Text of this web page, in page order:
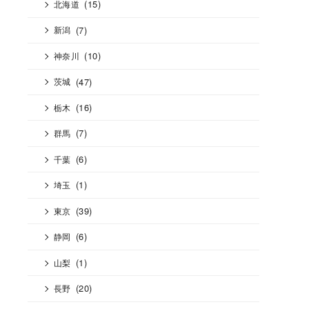
北海道 (15)
新潟 (7)
神奈川 (10)
茨城 (47)
栃木 (16)
群馬 (7)
千葉 (6)
埼玉 (1)
東京 (39)
静岡 (6)
山梨 (1)
長野 (20)